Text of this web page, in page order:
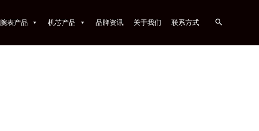
腕表产品 机芯产品 品牌资讯 关于我们 联系方式